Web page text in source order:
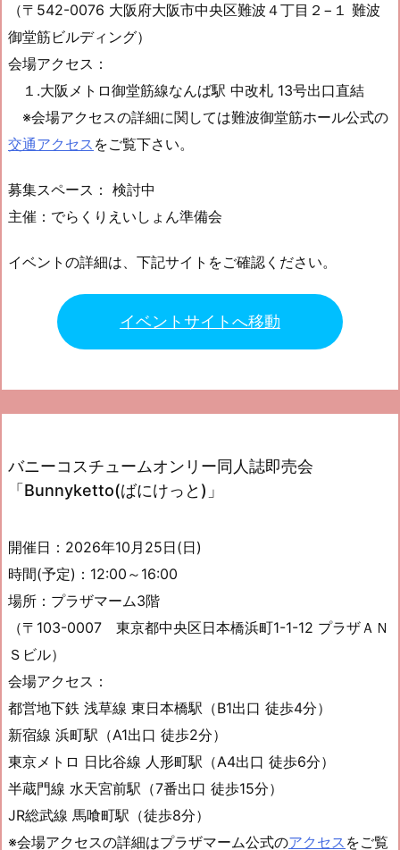
（〒542-0076 大阪府大阪市中央区難波４丁目２−１ 難波
御堂筋ビルディング）
会場アクセス：
１.大阪メトロ御堂筋線なんば駅 中改札 13号出口直結
※会場アクセスの詳細に関しては難波御堂筋ホール公式の
交通アクセス をご覧下さい。
募集スペース： 検討中
主催：でらくりえいしょん準備会
イベントの詳細は、下記サイトをご確認ください。
イベントサイトへ移動
バニーコスチュームオンリー同人誌即売会
「Bunnyketto(ばにけっと)」
開催日：2026年10月25日(日)
時間(予定)：12:00～16:00
場所：プラザマーム3階
（〒103-0007 東京都中央区日本橋浜町1-1-12 プラザＡＮ
Ｓビル）
会場アクセス：
都営地下鉄 浅草線 東日本橋駅（B1出口 徒歩4分）
新宿線 浜町駅（A1出口 徒歩2分）
東京メトロ 日比谷線 人形町駅（A4出口 徒歩6分）
半蔵門線 水天宮前駅（7番出口 徒歩15分）
JR総武線 馬喰町駅（徒歩8分）
※会場アクセスの詳細はプラザマーム公式のアクセス をご覧